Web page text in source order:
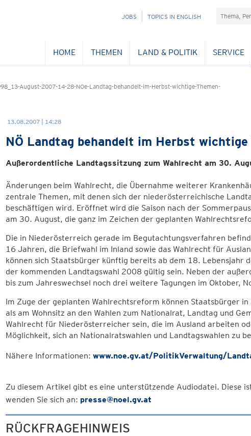
NAVIGATION
JOBS TOPICS IN ENGLISH
HOME THEMEN LAND & POLITIK SERVICE
August-2007-14-28-NOe-Landtag-behandelt-im-Herbst-wichtige-Themen-
13.08.2007 | 14:28
NÖ Landtag behandelt im Herbst wichtige
Außerordentliche Landtagssitzung zum Wahlrecht am 30.
Änderungen beim Wahlrecht, die Übernahme weiterer
zentrale Themen, mit denen sich der niederösterreichische
beschäftigen wird. Eröffnet wird die Saison nach der
am 30. August, die ganz im Zeichen der geplanten
Die in Niederösterreich gerade im Begutachtungsverfahren
16 Jahren, die Briefwahl im Inland sowie das Wahlrecht für
können sich Staatsbürger künftig bereits ab dem 18. Lebensjahr
der kommenden Landtagswahl 2008 gültig sein. Neben der
bis zum Jahreswechsel noch drei weitere Tagungen im Oktober,
Im Zuge der geplanten Wahlrechtsreform können Staatsbürger
als am Wohnsitz an den Wahlen zum Nationalrat, Landtag und
Wahlrecht für Niederösterreicher sein, die im Ausland arbeiten
Möglichkeit, sich an Nationalratswahlen und Landtagswahlen zu
Nähere Informationen: www.noe.gv.at/PolitikVerwaltung/
Zu diesem Artikel gibt es eine unterstützende Audiodatei. Diese
wenden Sie sich an: presse@noel.gv.at
RÜCKFRAGEHINWEIS